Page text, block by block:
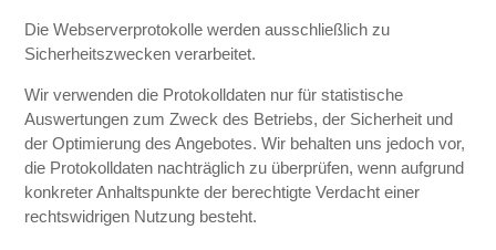
Die Webserverprotokolle werden ausschließlich zu
Sicherheitszwecken verarbeitet.
Wir verwenden die Protokolldaten nur für statistische
Auswertungen zum Zweck des Betriebs, der Sicherheit und
der Optimierung des Angebotes. Wir behalten uns jedoch vor,
die Protokolldaten nachträglich zu überprüfen, wenn aufgrund
konkreter Anhaltspunkte der berechtigte Verdacht einer
rechtswidrigen Nutzung besteht.